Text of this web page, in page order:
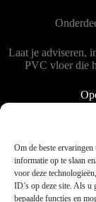
Om de beste
informatie op te slaan
voor deze
ID’s op deze site. Als u
bepaalde functies en
Laat je adviseren,
PVC vloer die
Dinsdag
Copyright © 2025 -